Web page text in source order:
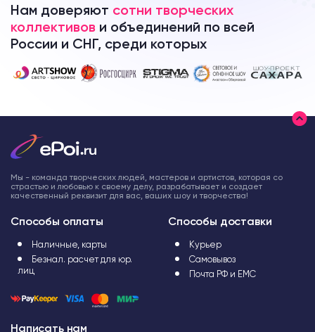
Нам доверяют сотни творческих
коллективов и объединений по всей
России и СНГ, среди которых
Мы - команда творческих людей, мастеров и артистов, которая со
страстью и любовью к своему делу, разрабатывает и создает
качественный реквизит для вас, ваших шоу и творчества!
Способы оплаты
Наличные, карты
Безнал. расчет для юр.
лиц
Способы доставки
Курьер
Самовывоз
Почта РФ и ЕМС
Написать нам